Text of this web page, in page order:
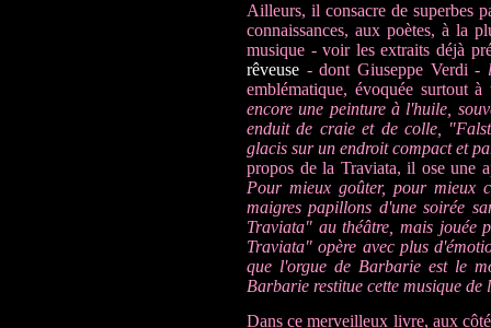
Ailleurs, il consacre de superbes
connaissances, aux poètes, à la
musique - voir les extraits déjà
rêveuse - dont Giuseppe Verdi -
emblématique, évoquée surtout
encore une peinture à l'huile,
enduit de craie et de colle,
glacis sur un endroit compact et
propos de la Traviata, il ose une
Pour mieux goûter, pour mieux
maigres papillons d'une soirée
Traviata" au théâtre, mais jouée
Traviata" opère avec plus
que l'orgue de Barbarie est le
Barbarie restitue cette musique
Dans ce merveilleux livre, aux